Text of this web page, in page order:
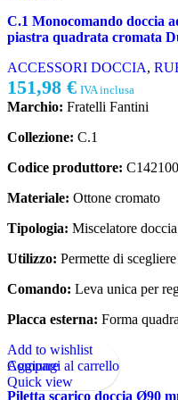
C.1 Monocomando doccia
piastra quadrata cromata
ACCESSORI DOCCIA,
151,98 € IVA inclusa
Marchio: Fratelli Fantini
Collezione: C.1
Codice produttore:
Materiale: Ottone cromato
Tipologia: Miscelatore
Utilizzo: Permette di
Comando: Leva unica per
Placca esterna: Forma
Add to wishlist
Aggiungi al carrello
Quick view
Compare
Piletta scarico doccia Ø90